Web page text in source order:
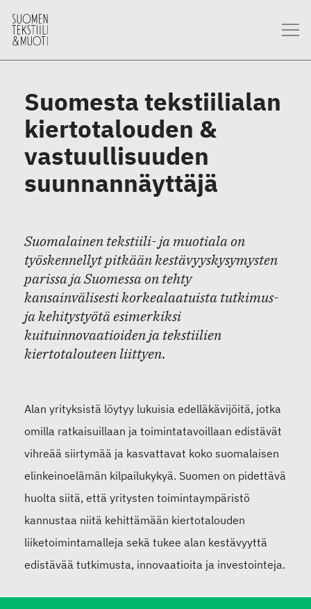
Suomesta tekstiilialan
kiertotalouden &
vastuullisuuden
suunnannäyttäjä
Suomalainen tekstiili- ja muotiala on
työskennellyt pitkään kestävyyskysymysten
parissa ja Suomessa on tehty
kansainvälisesti korkealaatuista tutkimus-
ja kehitystyötä esimerkiksi
kuituinnovaatioiden ja tekstiilien
kiertotalouteen liittyen.
Alan yrityksistä löytyy lukuisia edelläkävijöitä, jotka
omilla ratkaisuillaan ja toimintatavoillaan edistävät
vihreää siirtymää ja kasvattavat koko suomalaisen
elinkeinoelämän kilpailukykyä. Suomen on pidettävä
huolta siitä, että yritysten toimintaympäristö
kannustaa niitä kehittämään kiertotalouden
liiketoimintamalleja sekä tukee alan kestävyyttä
edistävää tutkimusta, innovaatioita ja investointeja.